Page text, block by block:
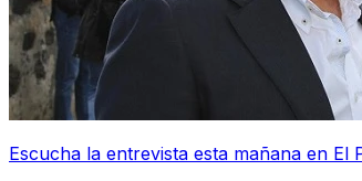
Escucha la entrevista esta mañana en El